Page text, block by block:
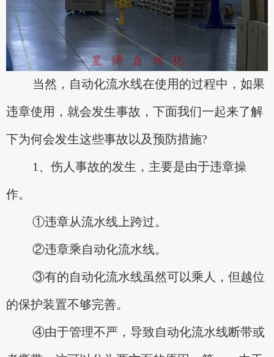
当然，自动化流水线在使用的过程中，如果
违章使用，就会发生事故，下面我们一起来了解
下为何会发生这些事故以及预防措施?
1、伤人事故的发生，主要是由于违章操
作。
①违章从流水线上跨过。
②违章乘自动化流水线。
③有的自动化流水线虽然可以乘人，但越位
的保护装置不够完善。
④由于管理不严，导致自动化流水线断带或